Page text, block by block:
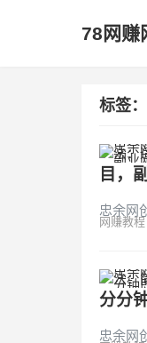
78网赚
标签：
目，
忠余网
网赚教程
分分
忠余网